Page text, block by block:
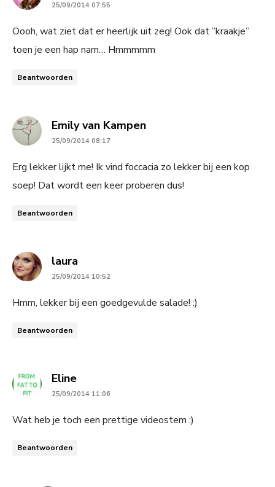
25/09/2014 07:55
Oooh, wat ziet dat er heerlijk uit zeg! Ook dat ”kraakje”
toen je een hap nam… Hmmmmm
Beantwoorden
Emily van Kampensays:
25/09/2014 08:17
Erg lekker lijkt me! Ik vind foccacia zo lekker bij een kop
soep! Dat wordt een keer proberen dus!
Beantwoorden
laura
25/09/2014 10:52
Hmm, lekker bij een goedgevulde salade! :)
Beantwoorden
Elinesays:
25/09/2014 11:06
Wat heb je toch een prettige videostem :)
Beantwoorden